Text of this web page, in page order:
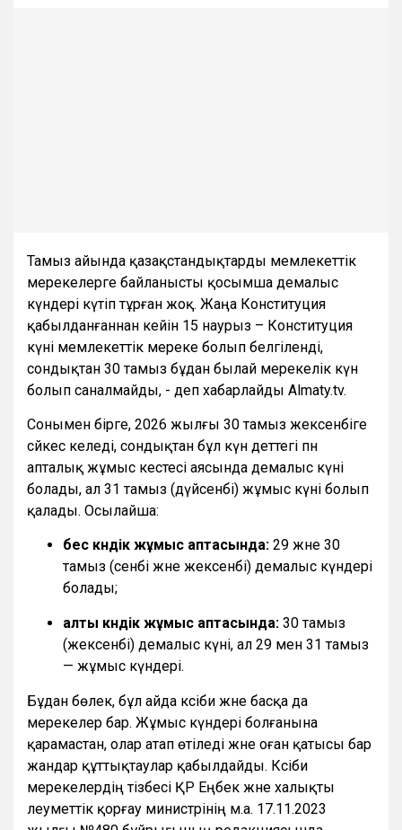
Тамыз айында қазақстандықтарды мемлекеттік
мерекелерге байланысты қосымша демалыс
күндері күтіп тұрған жоқ. Жаңа Конституция
қабылданғаннан кейін 15 наурыз – Конституция
күні мемлекеттік мереке болып белгіленді,
сондықтан 30 тамыз бұдан былай мерекелік күн
болып саналмайды, - деп хабарлайды Almaty.tv.
Сонымен бірге, 2026 жылғы 30 тамыз жексенбіге
сәйкес келеді, сондықтан бұл күн әдеттегі пән
апталық жұмыс кестесі аясында демалыс күні
болады, ал 31 тамыз (дүйсенбі) жұмыс күні болып
қалады. Осылайша:
бес күндік жұмыс аптасында: 29 және 30
тамыз (сенбі және жексенбі) демалыс күндері
болады;
алты күндік жұмыс аптасында: 30 тамыз
(жексенбі) демалыс күні, ал 29 мен 31 тамыз
— жұмыс күндері.
Бұдан бөлек, бұл айда кәсіби және басқа да
мерекелер бар. Жұмыс күндері болғанына
қарамастан, олар атап өтіледі және оған қатысы бар
жандар құттықтаулар қабылдайды. Кәсіби
мерекелердің тізбесі ҚР Еңбек және халықты
әлеуметтік қорғау министрінің м.а. 17.11.2023